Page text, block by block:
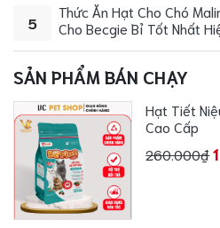
5
Thức Ăn Hạt Cho Chó
Cho Becgie Bỉ Tốt Nhất
SẢN PHẨM BÁN CHẠY
Hạt Tiết
Cao Cấp
260.000₫